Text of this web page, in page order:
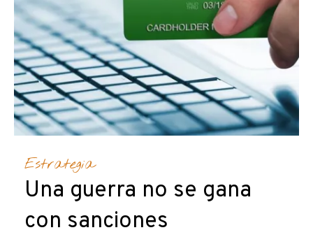
Estrategia
Una guerra no se gana
con sanciones